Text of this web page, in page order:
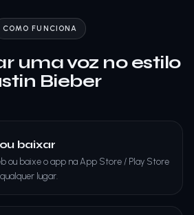
COMO FUNCIONA
uma voz no estilo
Bieber
baixar
ou baixe o app na App Store / Play Store
lugar.